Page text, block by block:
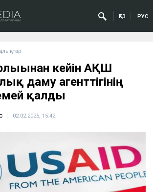
ҚАЗ РУС
кейін АҚШ
даму агенттігінің
қалды
02.02.2025, 15:42